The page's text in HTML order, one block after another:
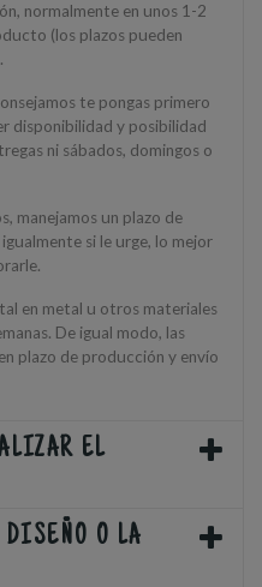
normalmente en unos 1-2
(los plazos pueden
te pongas primero
disponibilidad y posibilidad
ni sábados, domingos o
manejamos un plazo de
si le urge, lo mejor
en metal u otros materiales
De igual modo, las
plazo de producción y envío
EL
DISEÑO O LA